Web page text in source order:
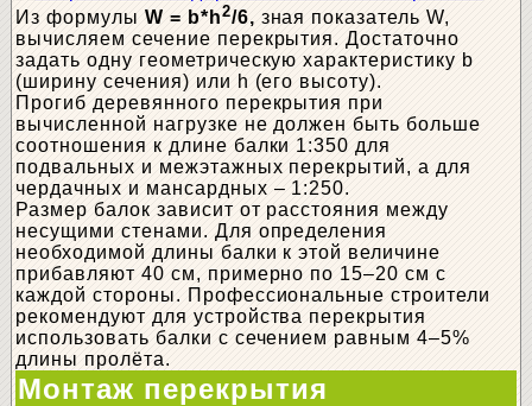
Из формулы W = b*h2/6, зная показатель W,
вычисляем сечение перекрытия. Достаточно
задать одну геометрическую характеристику b
(ширину сечения) или h (его высоту).
Прогиб деревянного перекрытия при
вычисленной нагрузке не должен быть больше
соотношения к длине балки 1:350 для
подвальных и межэтажных перекрытий, а для
чердачных и мансардных – 1:250.
Размер балок зависит от расстояния между
несущими стенами. Для определения
необходимой длины балки к этой величине
прибавляют 40 см, примерно по 15–20 см с
каждой стороны. Профессиональные строители
рекомендуют для устройства перекрытия
использовать балки с сечением равным 4–5%
длины пролёта.
Монтаж перекрытия